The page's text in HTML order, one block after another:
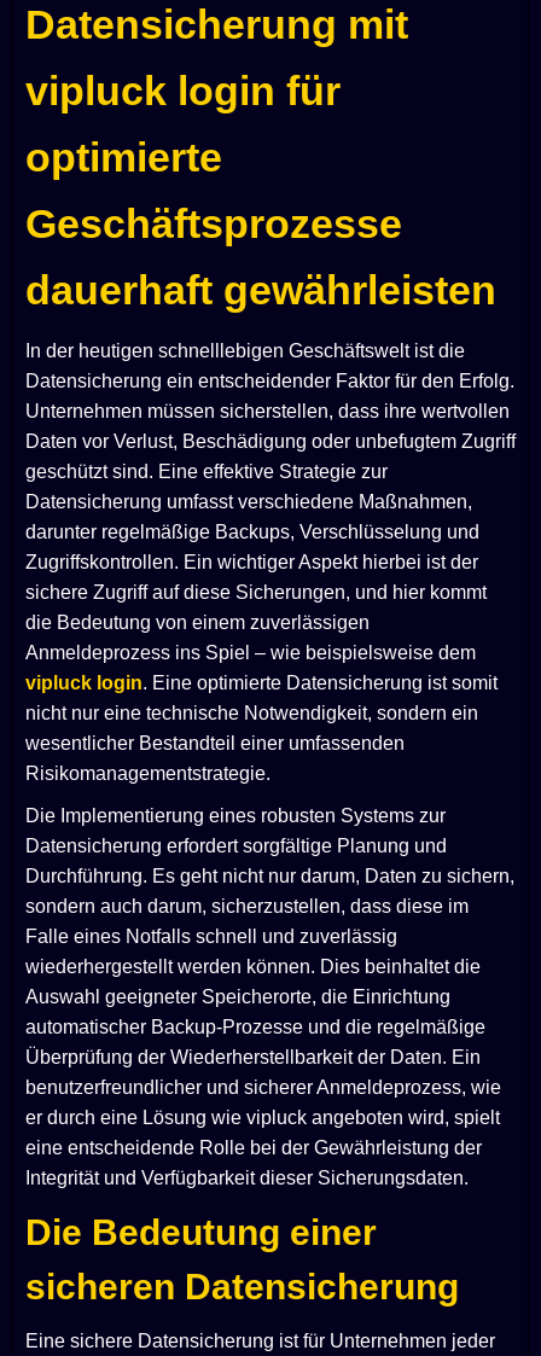
Datensicherung mit
vipluck login für
optimierte
Geschäftsprozesse
dauerhaft gewährleisten
In der heutigen schnelllebigen Geschäftswelt ist die
Datensicherung ein entscheidender Faktor für den Erfolg.
Unternehmen müssen sicherstellen, dass ihre wertvollen
Daten vor Verlust, Beschädigung oder unbefugtem Zugriff
geschützt sind. Eine effektive Strategie zur
Datensicherung umfasst verschiedene Maßnahmen,
darunter regelmäßige Backups, Verschlüsselung und
Zugriffskontrollen. Ein wichtiger Aspekt hierbei ist der
sichere Zugriff auf diese Sicherungen, und hier kommt
die Bedeutung von einem zuverlässigen
Anmeldeprozess ins Spiel – wie beispielsweise dem
vipluck login. Eine optimierte Datensicherung ist somit
nicht nur eine technische Notwendigkeit, sondern ein
wesentlicher Bestandteil einer umfassenden
Risikomanagementstrategie.
Die Implementierung eines robusten Systems zur
Datensicherung erfordert sorgfältige Planung und
Durchführung. Es geht nicht nur darum, Daten zu sichern,
sondern auch darum, sicherzustellen, dass diese im
Falle eines Notfalls schnell und zuverlässig
wiederhergestellt werden können. Dies beinhaltet die
Auswahl geeigneter Speicherorte, die Einrichtung
automatischer Backup-Prozesse und die regelmäßige
Überprüfung der Wiederherstellbarkeit der Daten. Ein
benutzerfreundlicher und sicherer Anmeldeprozess, wie
er durch eine Lösung wie vipluck angeboten wird, spielt
eine entscheidende Rolle bei der Gewährleistung der
Integrität und Verfügbarkeit dieser Sicherungsdaten.
Die Bedeutung einer
sicheren Datensicherung
Eine sichere Datensicherung ist für Unternehmen jeder